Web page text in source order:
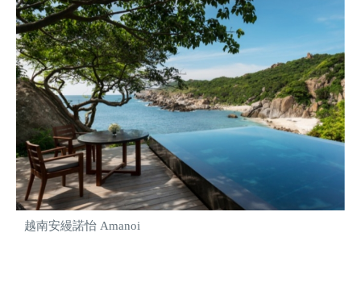
越南安縵諾怡 Amanoi